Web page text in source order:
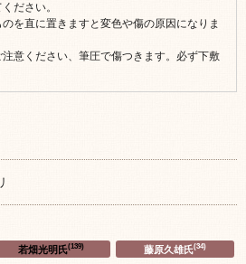
ださい。
を直に置きますと変色や傷の原因になりま
意ください、筆圧で傷つきます。必ず下敷
若畑光明氏(139) 藤原久雄氏(34)